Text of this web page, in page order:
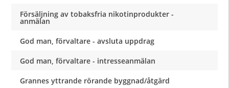
Försäljning av tobaksfria nikotinprodukter -
anmälan
God man, förvaltare - avsluta uppdrag
God man, förvaltare - intresseanmälan
Grannes yttrande rörande byggnad/åtgärd